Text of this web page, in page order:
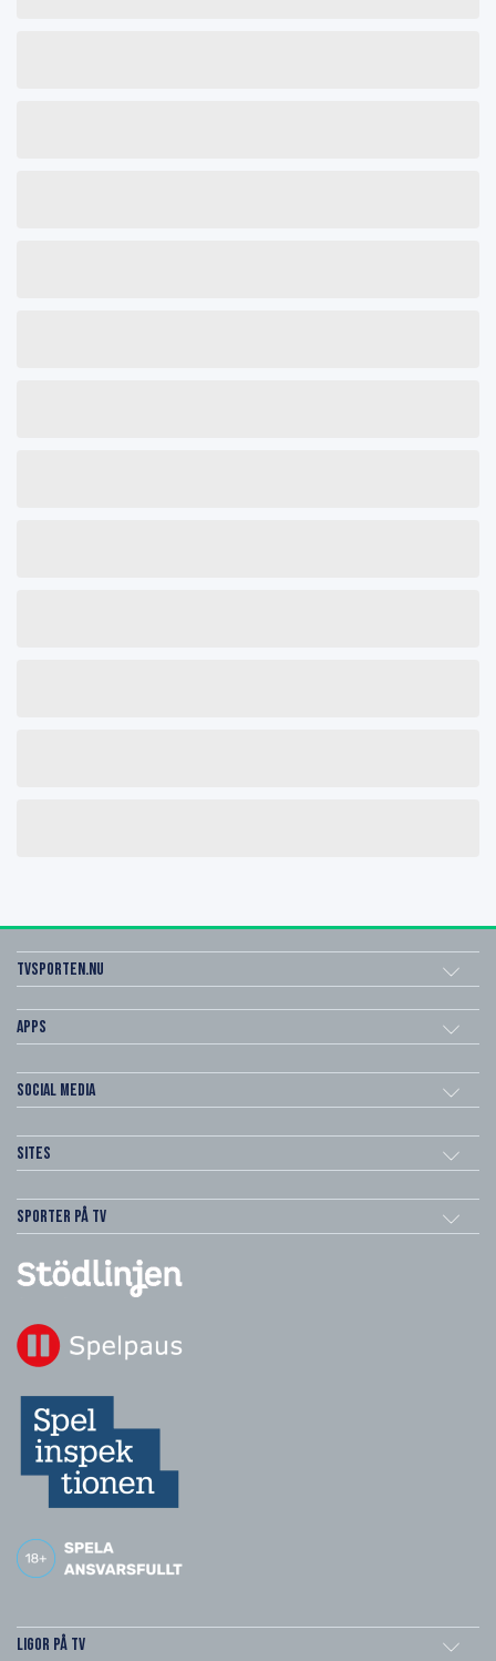
Tvsporten.nu
Apps
Social Media
Sites
Sporter på TV
Ligor på TV